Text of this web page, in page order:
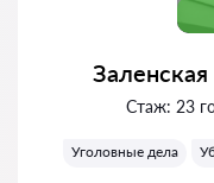
Стаж: 23
Уголовные дела